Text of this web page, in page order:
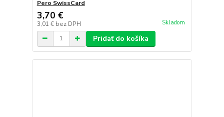
Pero SwissCard
3,70 €
3,01 € bez DPH Skladom
Pridať do košíka